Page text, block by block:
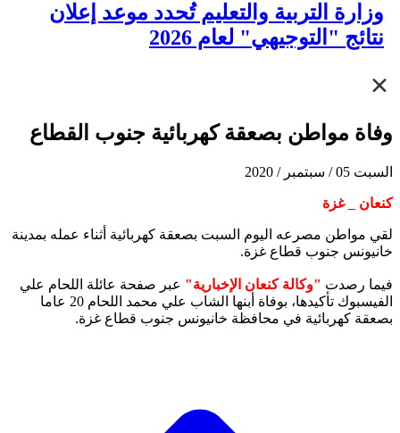
وزارة التربية والتعليم تُحدد موعد إعلان
نتائج "التوجيهي" لعام 2026
وفاة مواطن بصعقة كهربائية جنوب القطاع
السبت 05 / سبتمبر / 2020
كنعان _ غزة
لقي مواطن مصرعه اليوم السبت بصعقة كهربائية أثناء عمله بمدينة
خانيونس جنوب قطاع غزة.
فيما رصدت "وكالة كنعان الإخبارية" عبر صفحة عائلة اللحام علي
الفيسبوك تأكيدها، بوفاة أبنها الشاب علي محمد اللحام 20 عاما
بصعقة كهربائية في محافظة خانيونس جنوب قطاع غزة.